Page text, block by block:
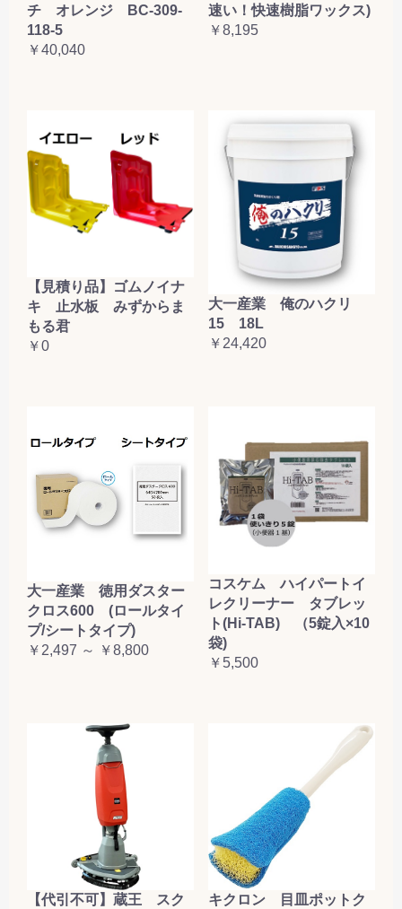
チ オレンジ BC-309-
118-5
￥40,040
速い！快速樹脂ワックス)
￥8,195
【見積り品】ゴムノイナ
キ 止水板 みずからま
もる君
￥0
大一産業 俺のハクリ
15 18L
￥24,420
大一産業 徳用ダスター
クロス600 (ロールタイ
プ/シートタイプ)
￥2,497 ～ ￥8,800
コスケム ハイパートイ
レクリーナー タブレッ
ト(Hi-TAB) （5錠入×10
袋)
￥5,500
【代引不可】蔵王 スク
キクロン 目皿ポットク